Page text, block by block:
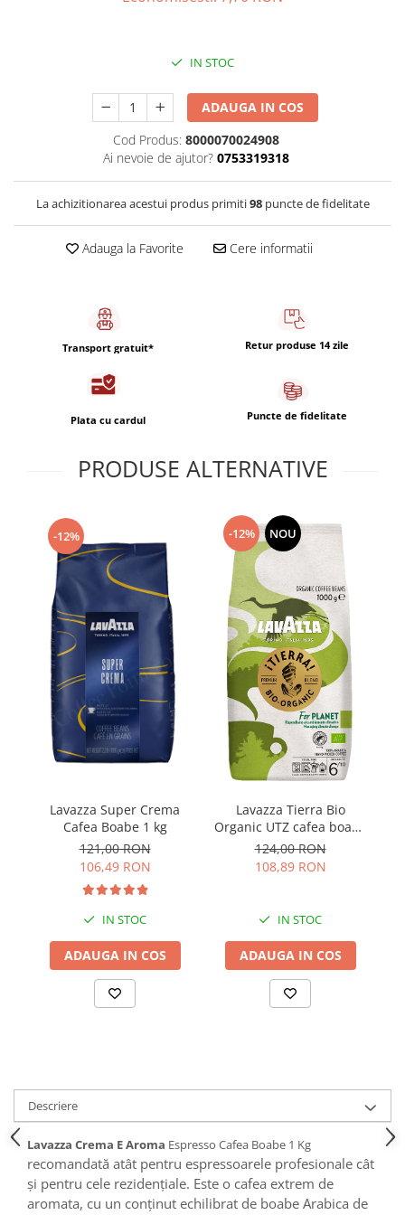
IN STOC
ADAUGA IN COS
Cod Produs: 8000070024908
Ai nevoie de ajutor? 0753319318
La achizitionarea acestui produs primiti98puncte de fidelitate
Adauga la Favorite Cere informatii
Transport gratuit* Retur produse 14 zile
Plata cu cardul Puncte de fidelitate
PRODUSE ALTERNATIVE
-12%
Lavazza Super Crema
Cafea Boabe 1 kg
121,00 RON
106,49 RON
IN STOC
ADAUGA IN COS
-12% NOU
Lavazza Tierra Bio
Organic UTZ cafea boabe
1kg
124,00 RON
108,89 RON
IN STOC
ADAUGA IN COS
Descriere
Lavazza Crema E Aroma Espresso Cafea Boabe 1 Kg
recomandată atât pentru espressoarele profesionale cât
și pentru cele rezidențiale. Este o cafea extrem de
aromata, cu un conținut echilibrat de boabe Arabica de